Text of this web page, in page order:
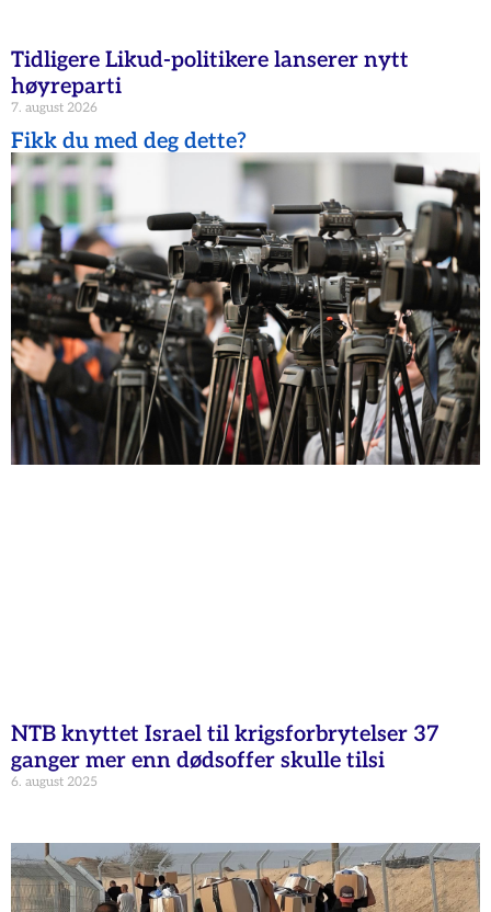
Tidligere Likud-politikere lanserer nytt
høyreparti
7. august 2026
Fikk du med deg dette?
NTB knyttet Israel til krigsforbrytelser 37
ganger mer enn dødsoffer skulle tilsi
6. august 2025